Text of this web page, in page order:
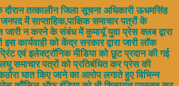
दौरान तत्कालीन जिला सूचना अधिकारी ऊधमसिंह
में साप्ताहिक,पाक्षिक समाचार पत्रों के
जारी न करने के संबंध में कुमायूॅ युवा प्रेस क्लब द्वारा
कार्यवाही को केंद्र सरकार द्वारा जारी लॉक
एवं इलेक्ट्रॉनिक मीडिया को छूट प्रदान की गई
समाचार पत्रों को प्रतिबंधित कर प्रेस की
घात किए जाने का आरोप लगाते हुए विभिन्न